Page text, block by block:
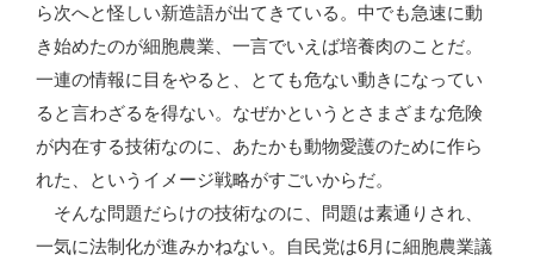
ル
ス
の
闘
い
ら次へと怪しい新造語が出てきている。中でも急速に動
き始めたのが細胞農業、一言でいえば培養肉のことだ。
一連の情報に目をやると、とても危ない動きになってい
ると言わざるを得ない。なぜかというとさまざまな危険
が内在する技術なのに、あたかも動物愛護のために作ら
れた、というイメージ戦略がすごいからだ。
そんな問題だらけの技術なのに、問題は素通りされ、
一気に法制化が進みかねない。自民党は6月に細胞農業議